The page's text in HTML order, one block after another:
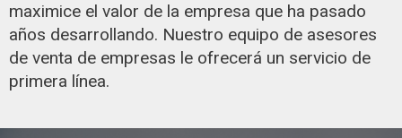
maximice el valor de la empresa que ha pasado
años desarrollando. Nuestro equipo de asesores
de venta de empresas le ofrecerá un servicio de
primera línea.